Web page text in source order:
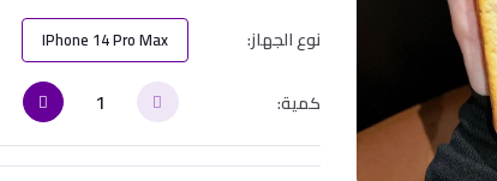
نوع الجهاز: IPhone 14 Pro Max
كمية: